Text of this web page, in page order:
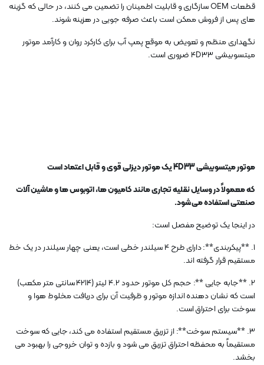
قطعات OEM سازگاری و قابلیت اطمینان را تضمین می کنند، در حالی که گزینه
های پس از فروش ممکن است باعث صرفه جویی در هزینه شوند.
نگهداری منظم و تعویض به موقع پمپ آب برای کارکرد روان و کارآمد موتور
میتسوبیشی 4D33 ضروری است.
موتور میتسوبیشی 4D33 یک موتور دیزلی قوی و قابل اعتماد است
که معمولاً در وسایل نقلیه تجاری مانند کامیون ها، اتوبوس ها و ماشین آلات
صنعتی استفاده می شود.
در اینجا یک توضیح مفصل است:
1. **پیکربندی**: دارای طرح 4 سیلندر خطی است، یعنی چهار سیلندر در یک خط
مستقیم قرار گرفته اند.
2. **جابه جایی **: حجم کل موتور حدود 4.2 لیتر (4214 سانتی متر مکعب)
است که نشان دهنده اندازه موتور و ظرفیت آن برای دریافت مخلوط هوا و
سوخت برای احتراق است.
3. **سیستم سوخت**: از تزریق مستقیم استفاده می کند، جایی که سوخت
مستقیماً به محفظه احتراق تزریق می شود و بازده و توان خروجی را بهبود می
بخشد.